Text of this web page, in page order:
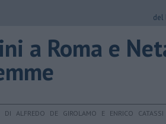
del
a Roma e
DI ALFREDO DE GIROLAMO E ENRICO